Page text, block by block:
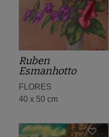
Ruben
Esmanhotto
FLORES
40 x 50 cm